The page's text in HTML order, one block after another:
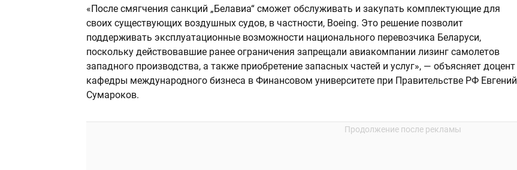
«После смягчения санкций „Белавиа“ сможет обслуживать и закупать комплектующие для
своих существующих воздушных судов, в частности, Boeing. Это решение позволит
поддерживать эксплуатационные возможности национального перевозчика Беларуси,
поскольку действовавшие ранее ограничения запрещали авиакомпании лизинг самолетов
западного производства, а также приобретение запасных частей и услуг», — объясняет доцент
кафедры международного бизнеса в Финансовом университете при Правительстве РФ Евгений
Сумароков.